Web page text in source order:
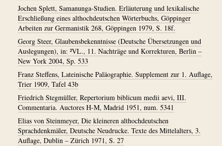
Jochen Splett, Samanunga-Studien. Erläuterung und lexikalische
Erschließung eines althochdeutschen Wörterbuchs, Göppinger
Arbeiten zur Germanistik 268, Göppingen 1979, S. 18f.
Georg Steer, Glaubensbekenntnisse (Deutsche Übersetzungen und
Auslegungen), in: ²VL., 11. Nachträge und Korrekturen, Berlin –
New York 2004, Sp. 533
Franz Steffens, Lateinische Paläographie. Supplement zur 1. Auflage,
Trier 1909, Tafel 43b
Friedrich Stegmüller, Repertorium biblicum medii aevi, III.
Commentaria. Auctores H-M, Madrid 1951, num. 5341
Elias von Steinmeyer, Die kleineren althochdeutschen
Sprachdenkmäler, Deutsche Neudrucke. Texte des Mittelalters, 3.
Auflage, Dublin – Zürich 1971, S. 27